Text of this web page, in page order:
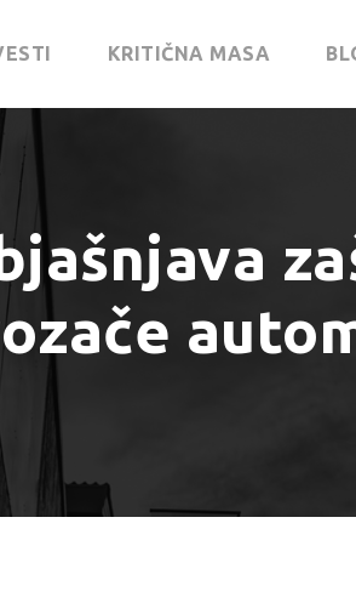
KRITIČNA MASA